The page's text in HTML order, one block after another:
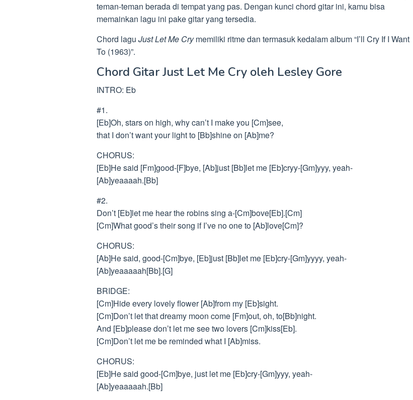
teman-teman berada di tempat yang pas. Dengan kunci chord gitar ini, kamu bisa
memainkan lagu ini pake gitar yang tersedia.
Chord lagu Just Let Me Crymemiliki ritme dan termasuk kedalam album “I’ll Cry If I Want
To (1963)”.
Chord Gitar Just Let Me Cry oleh Lesley Gore
INTRO: Eb
#1.
[Eb]Oh, stars on high, why can’t I make you [Cm]see,
that I don’t want your light to [Bb]shine on [Ab]me?
CHORUS:
[Eb]He said [Fm]good-[F]bye, [Ab]just [Bb]let me [Eb]cryy-[Gm]yyy, yeah-
[Ab]yeaaaah.[Bb]
#2.
Don’t [Eb]let me hear the robins sing a-[Cm]bove[Eb].[Cm]
[Cm]What good’s their song if I’ve no one to [Ab]love[Cm]?
CHORUS:
[Ab]He said, good-[Cm]bye, [Eb]just [Bb]let me [Eb]cry-[Gm]yyyy, yeah-
[Ab]yeaaaaah[Bb].[G]
BRIDGE:
[Cm]Hide every lovely flower [Ab]from my [Eb]sight.
[Cm]Don’t let that dreamy moon come [Fm]out, oh, to[Bb]night.
And [Eb]please don’t let me see two lovers [Cm]kiss[Eb].
[Cm]Don’t let me be reminded what I [Ab]miss.
CHORUS:
[Eb]He said good-[Cm]bye, just let me [Eb]cry-[Gm]yyy, yeah-
[Ab]yeaaaaah.[Bb]